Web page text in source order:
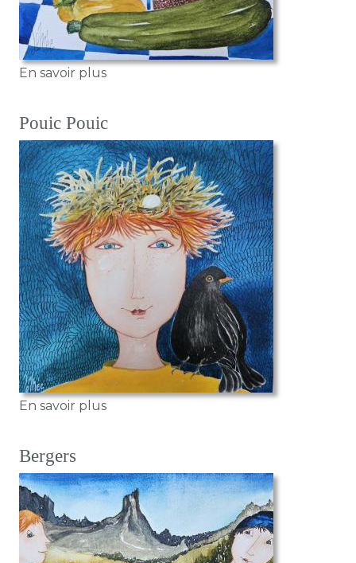
En savoir plussur Que dal
Pouic Pouic
En savoir plussur Pouic Pouic
Bergers